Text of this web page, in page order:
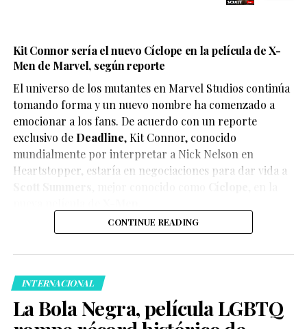
Kit Connor sería el nuevo Cíclope en la película de X-
Men de Marvel, según reporte
El universo de los mutantes en Marvel Studios continúa
tomando forma y un nuevo nombre ha comenzado a
emocionar a los fans. De acuerdo con un reporte
exclusivo de Deadline,Kit Connor, conocido
mundialmente por interpretar a Nick Nelson en
Heartstopper, estaría en negociaciones para dar vida a
CONTINUE READING
INTERNACIONAL
La Bola Negra, película LGBTQ